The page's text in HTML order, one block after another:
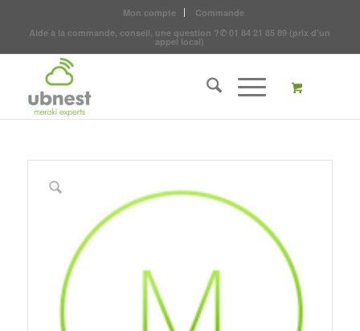
Mon compte
Commande
Aide à la commande, conseil, une question ?✆ 01 84 21 85 89 (prix d'un
appel local)